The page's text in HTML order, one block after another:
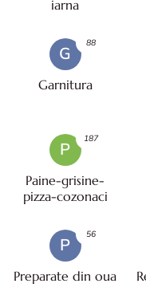
iarna
G
Garnitura
88
P
Paine-grisine-
pizza-cozonaci
187
P
Preparate din oua
56